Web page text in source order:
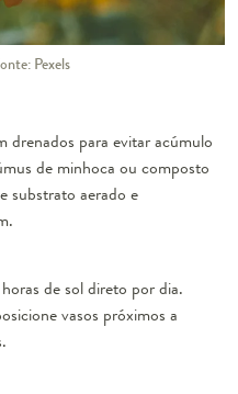
Pexels
drenados para evitar acúmulo
de minhoca ou composto
substrato aerado e
de sol direto por dia.
vasos próximos a